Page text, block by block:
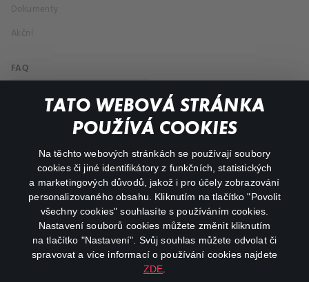
TATO WEBOVÁ STRÁNKA
POUŽÍVÁ COOKIES
Na těchto webových stránkách se používají soubory
cookies či jiné identifikátory z funkčních, statistických
a marketingových důvodů, jakož i pro účely zobrazování
personalizovaného obsahu. Kliknutím na tlačítko "Povolit
všechny cookies" souhlasíte s používáním cookies.
Nastavení souborů cookies můžete změnit kliknutím
na tlačítko "Nastavení". Svůj souhlas můžete odvolat či
spravovat a více informací o používání cookies najdete
ZDE
Dokumenty
Akční
FAQ
Můj účet
Důležité odkazy
facebookinstagram
youtube